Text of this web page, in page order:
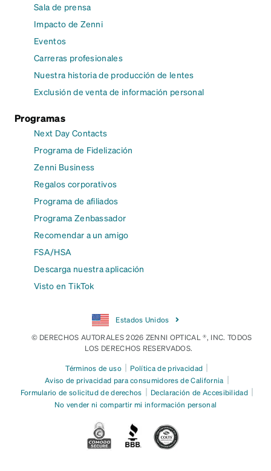
Sala de prensa
Impacto de Zenni
Eventos
Carreras profesionales
Nuestra historia de producción de lentes
Exclusión de venta de información personal
Programas
Next Day Contacts
Programa de Fidelización
Zenni Business
Regalos corporativos
Programa de afiliados
Programa Zenbassador
Recomendar a un amigo
FSA/HSA
Descarga nuestra aplicación
Visto en TikTok
Estados Unidos
© DERECHOS AUTORALES 2026 ZENNI OPTICAL ®, INC. TODOS
LOS DERECHOS RESERVADOS.
Términos de uso | Política de privacidad |
Aviso de privacidad para consumidores de California |
Formulario de solicitud de derechos | Declaración de Accesibilidad |
No vender ni compartir mi información personal